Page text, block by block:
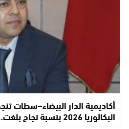
أكاديمية الدار البيضاء–سطات
البكالوريا 2026 بنسبة نجاح بلغت…